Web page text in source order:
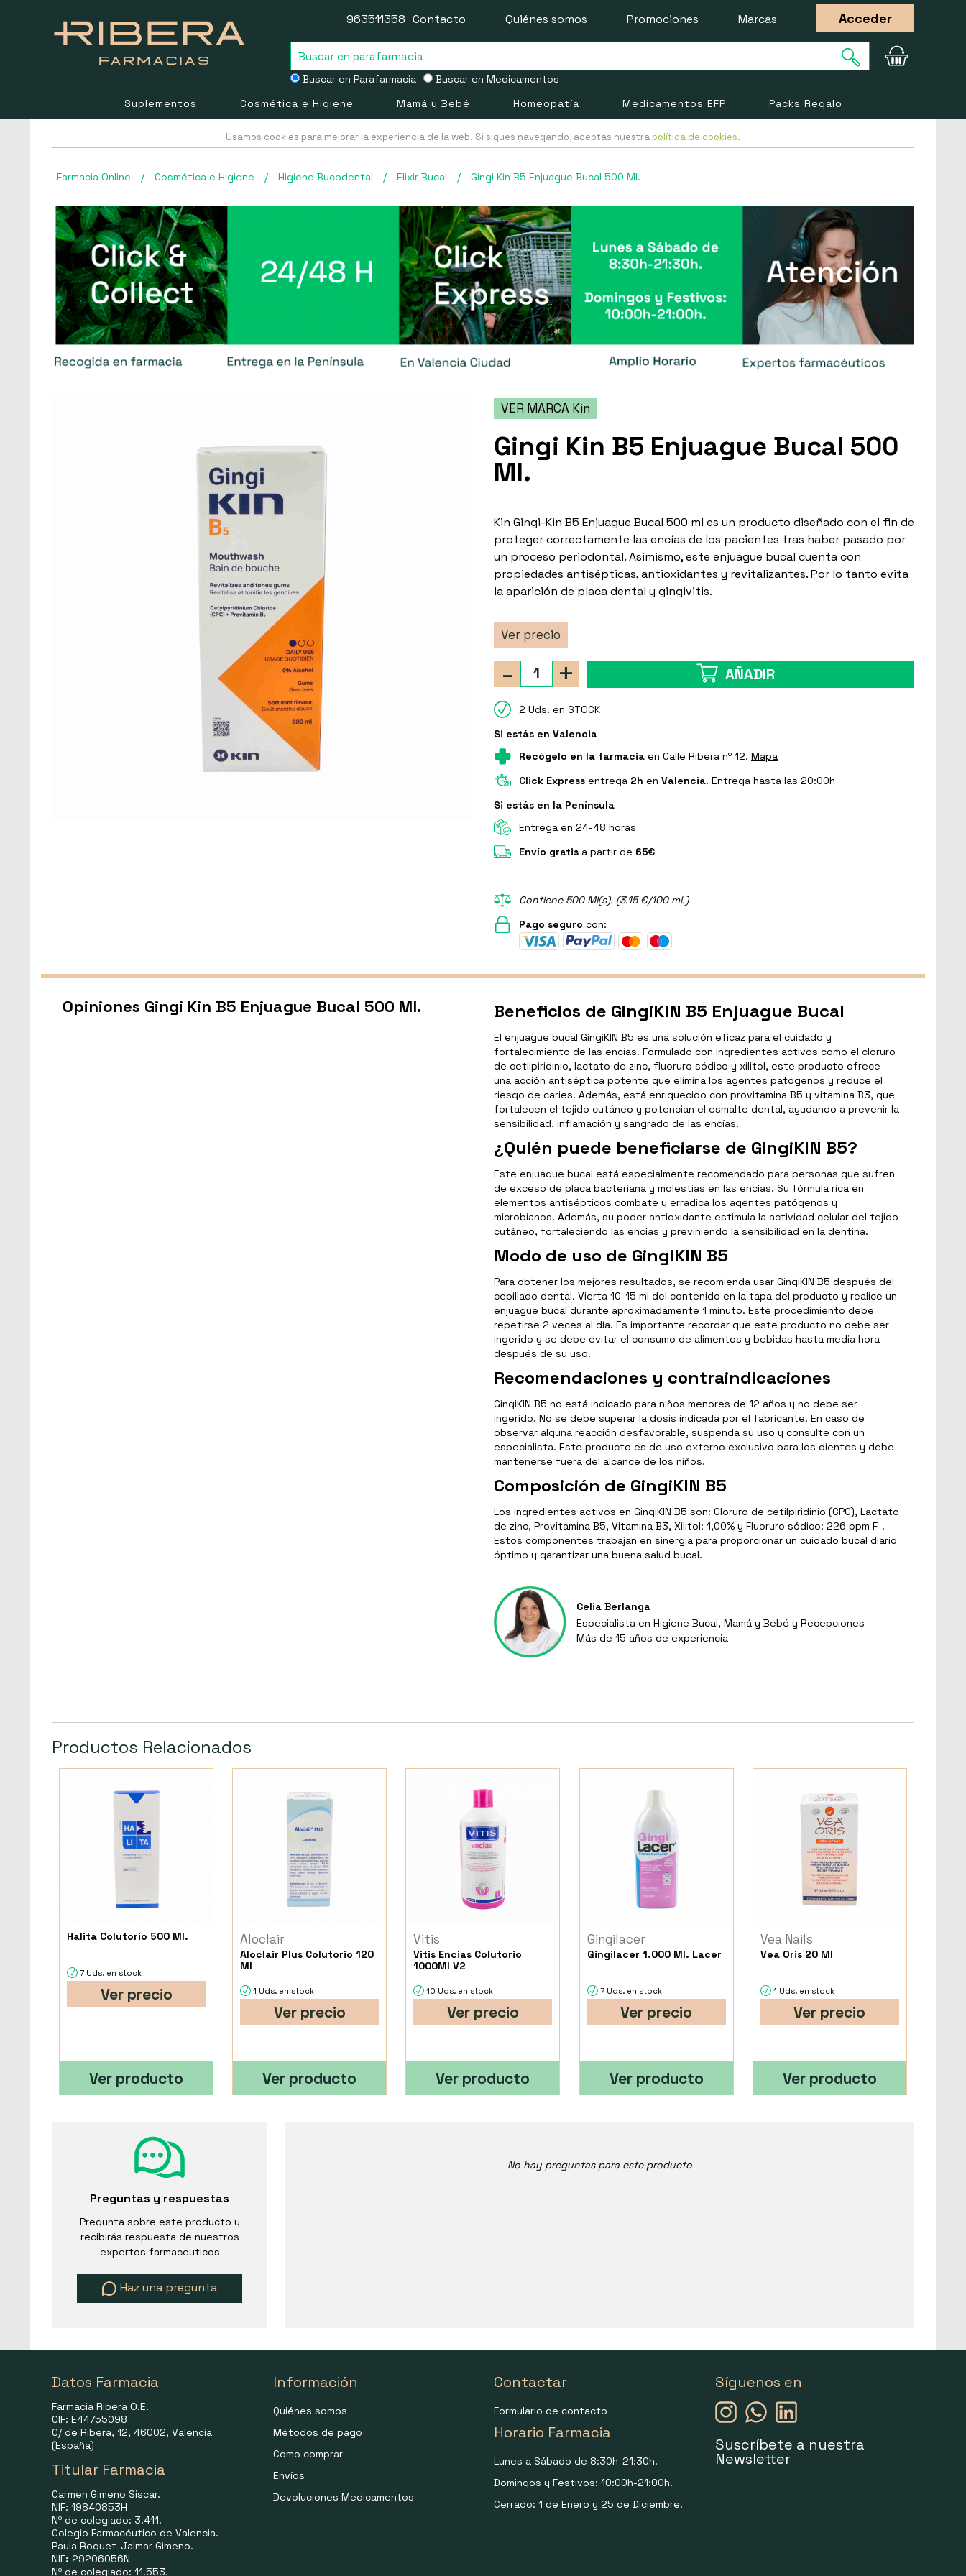
Buscar en Parafarmacia Buscar en Medicamentos
963511358 Contacto Quiénes somos Promociones Marcas Acceder
Suplementos Cosmética e Higiene Mamá y Bebé Homeopatía Medicamentos EFP Packs Regalo
Usamos cookies para mejorar la experiencia de la web. Si sigues navegando, aceptas nuestra política de cookies.
Farmacia Online / Cosmética e Higiene / Higiene Bucodental / Elixir Bucal / Gingi Kin B5 Enjuague Bucal 500 Ml.
VER MARCA Kin
Gingi Kin B5 Enjuague Bucal 500
Ml.
Kin Gingi-Kin B5 Enjuague Bucal 500 ml es un producto diseñado con el fin de
proteger correctamente las encías de los pacientes tras haber pasado por
un proceso periodontal. Asimismo, este enjuague bucal cuenta con
propiedades antisépticas, antioxidantes y revitalizantes. Por lo tanto evita
la aparición de placa dental y gingivitis.
Ver precio
+
- AÑADIR
2 Uds. en STOCK
Si estás en Valencia
Recógelo en la farmacia en Calle Ribera nº 12. Mapa
Click Express entrega 2h en Valencia. Entrega hasta las 20:00h
Si estás en la Península
Entrega en 24-48 horas
Envío gratis a partir de 65€
Contiene 500 Ml(s). (3.15 €/100 ml.)
Pago seguro con:
Beneficios de GingiKIN B5 Enjuague Bucal
El enjuague bucal GingiKIN B5 es una solución eficaz para el cuidado y
fortalecimiento de las encías. Formulado con ingredientes activos como el cloruro
de cetilpiridinio, lactato de zinc, fluoruro sódico y xilitol, este producto ofrece
una acción antiséptica potente que elimina los agentes patógenos y reduce el
riesgo de caries. Además, está enriquecido con provitamina B5 y vitamina B3, que
fortalecen el tejido cutáneo y potencian el esmalte dental, ayudando a prevenir la
sensibilidad, inflamación y sangrado de las encías.
¿Quién puede beneficiarse de GingiKIN B5?
Este enjuague bucal está especialmente recomendado para personas que sufren
de exceso de placa bacteriana y molestias en las encías. Su fórmula rica en
elementos antisépticos combate y erradica los agentes patógenos y
microbianos. Además, su poder antioxidante estimula la actividad celular del tejido
cutáneo, fortaleciendo las encías y previniendo la sensibilidad en la dentina.
Modo de uso de GingiKIN B5
Para obtener los mejores resultados, se recomienda usar GingiKIN B5 después del
cepillado dental. Vierta 10-15 ml del contenido en la tapa del producto y realice un
enjuague bucal durante aproximadamente 1 minuto. Este procedimiento debe
repetirse 2 veces al día. Es importante recordar que este producto no debe ser
ingerido y se debe evitar el consumo de alimentos y bebidas hasta media hora
después de su uso.
Recomendaciones y contraindicaciones
GingiKIN B5 no está indicado para niños menores de 12 años y no debe ser
ingerido. No se debe superar la dosis indicada por el fabricante. En caso de
observar alguna reacción desfavorable, suspenda su uso y consulte con un
especialista. Este producto es de uso externo exclusivo para los dientes y debe
mantenerse fuera del alcance de los niños.
Composición de GingiKIN B5
Los ingredientes activos en GingiKIN B5 son: Cloruro de cetilpiridinio (CPC), Lactato
de zinc, Provitamina B5, Vitamina B3, Xilitol: 1,00% y Fluoruro sódico: 226 ppm F-.
Estos componentes trabajan en sinergia para proporcionar un cuidado bucal diario
óptimo y garantizar una buena salud bucal.
Celia Berlanga
Especialista en Higiene Bucal, Mamá y Bebé y Recepciones
Más de 15 años de experiencia
Opiniones Gingi Kin B5 Enjuague Bucal 500 Ml.
Productos Relacionados
Halita Colutorio 500 Ml.
7 Uds. en stock
Ver precio
Ver producto
Aloclair
Aloclair Plus Colutorio 120
Ml
1 Uds. en stock
Ver precio
Ver producto
Vitis
Vitis Encias Colutorio
1000Ml V2
10 Uds. en stock
Ver precio
Ver producto
Gingilacer
Gingilacer 1.000 Ml. Lacer
7 Uds. en stock
Ver precio
Ver producto
Vea Nails
Vea Oris 20 Ml
1 Uds. en stock
Ver precio
Ver producto
Preguntas y respuestas
Pregunta sobre este producto y
recibirás respuesta de nuestros
expertos farmaceuticos
Haz una pregunta
No hay preguntas para este producto
Datos Farmacia
Farmacia Ribera O.E.
CIF: E44755098
C/ de Ribera, 12, 46002, Valencia
(España)
Titular Farmacia
Carmen Gimeno Siscar.
NIF: 19840853H
Nº de colegiado: 3.411.
Colegio Farmacéutico de Valencia.
Paula Roquet-Jalmar Gimeno.
NIF: 29206056N
Nº de colegiado: 11.553.
Información
Quiénes somos
Métodos de pago
Como comprar
Envíos
Devoluciones Medicamentos
Contactar
Formulario de contacto
Horario Farmacia
Lunes a Sábado de 8:30h-21:30h.
Domingos y Festivos: 10:00h-21:00h.
Cerrado: 1 de Enero y 25 de Diciembre.
Síguenos en
Suscríbete a nuestra
Newsletter